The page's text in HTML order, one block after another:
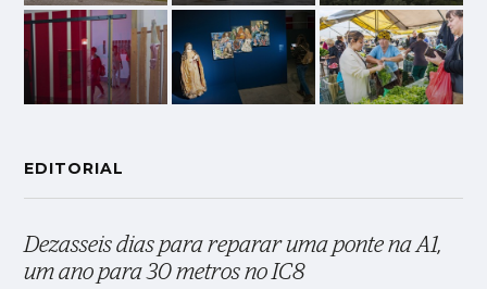
EDITORIAL
Dezasseis dias para reparar uma ponte na A1,
um ano para 30 metros no IC8